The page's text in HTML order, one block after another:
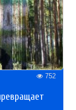
752